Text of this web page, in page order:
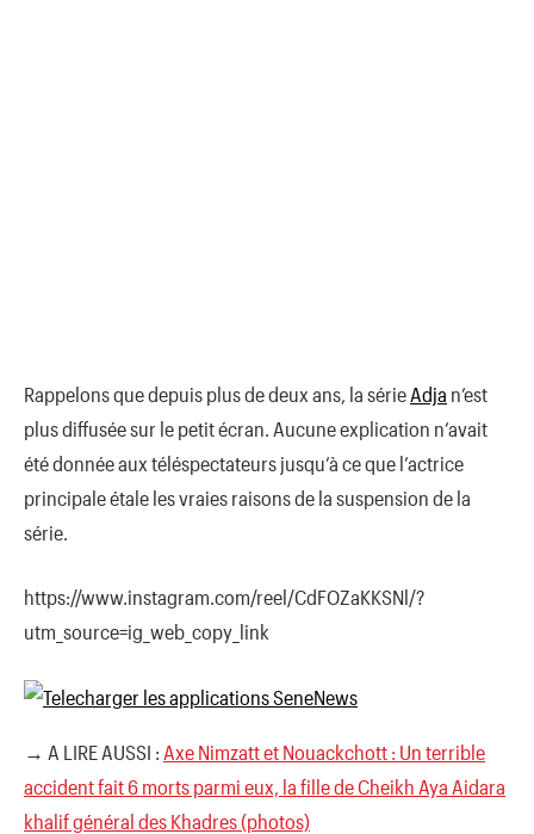
Rappelons que depuis plus de deux ans, la série Adja n’est
plus diffusée sur le petit écran. Aucune explication n’avait
été donnée aux téléspectateurs jusqu’à ce que l’actrice
principale étale les vraies raisons de la suspension de la
série.
https://www.instagram.com/reel/CdFOZaKKSNl/?
utm_source=ig_web_copy_link
→ A LIRE AUSSI : Axe Nimzatt et Nouackchott : Un terrible
accident fait 6 morts parmi eux, la fille de Cheikh Aya Aidara
khalif général des Khadres (photos)